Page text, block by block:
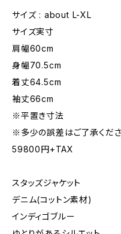
サイズ : about L-XL
サイズ実寸
肩幅60cm
身幅70.5cm
着丈64.5cm
袖丈66cm
※平置き寸法
※多少の誤差はご了承くださ
59800円+TAX
スタッズジャケット
デニム(コットン素材)
インディゴブルー